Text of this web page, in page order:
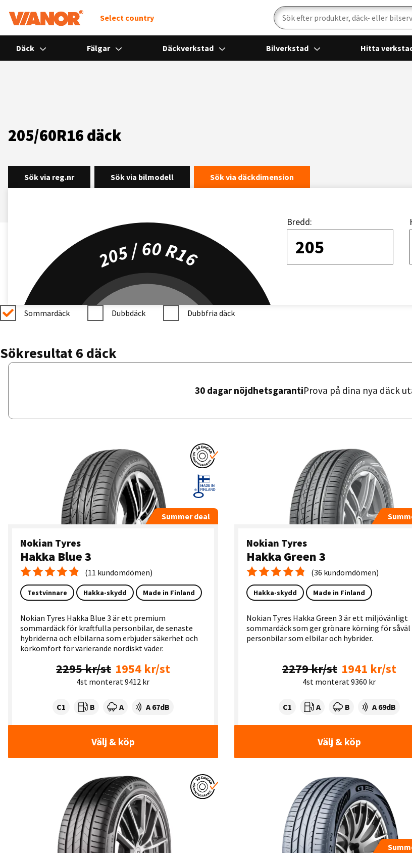
Select country
Däck Fälgar Däckverkstad Bilverkstad Hitta
205/60R16 däck
Sök via reg.nr Sök via bilmodell Sök via däckdimension
205 / 60 R16
Bredd:
205
Sommardäck Dubbdäck Dubbfria däck
Sökresultat 6 däck
30 dagar nöjdhetsgarantiProva på dina nya däck
Summer deal
Nokian Tyres
Hakka Blue 3
Medelbetyg 4.8 (11 kundomdömen)
Testvinnare Hakka-skydd Made in Finland
Nokian Tyres Hakka Blue 3 är ett premium
sommardäck för kraftfulla personbilar, de senaste
hybriderna och elbilarna som erbjuder säkerhet och
körkomfort för varierande nordiskt väder.
2295 kr/st 1954 kr/st
4st monterat 9412 kr
Tyre class:
C1 Rullmotstånd:
B Våtgrepp:
A Ljudnivå dB:
A 67dB
Välj & köp
Nokian Tyres
Hakka Green 3
Medelbetyg 4.8 (36 kundomdömen)
Hakka-skydd Made in Finland
Nokian Tyres Hakka Green 3 är ett miljövänligt
sommardäck som ger grönare körning för såväl
personbilar som elbilar och hybrider.
2279 kr/st 1941 kr/st
4st monterat 9360 kr
Tyre class:
C1 Rullmotstånd:
A Våtgrepp:
B Ljudnivå dB:
A 69dB
Välj & köp